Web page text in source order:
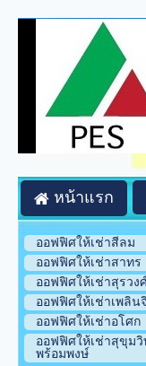
หน้าแรก
ออฟฟิศให้เช่าสีลม
ออฟฟิศให้เช่าสาทร
ออฟฟิศให้เช่าสุรวง
ออฟฟิศให้เช่าเพลิน
ออฟฟิศให้เช่าอโศก
ออฟฟิศให้เช่าสุขุม
พร้อมพงษ์